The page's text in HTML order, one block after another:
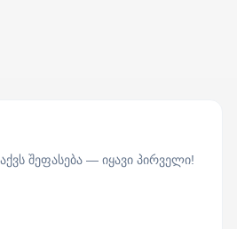
შეფასება — იყავი პირველი!